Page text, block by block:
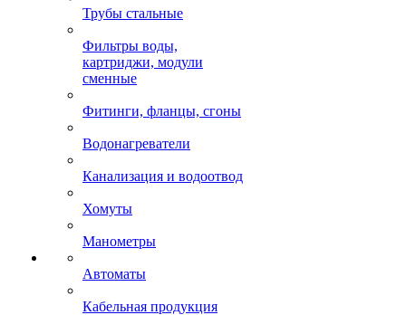
Трубы стальные
Фильтры воды,
картриджи, модули
сменные
Фитинги, фланцы, сгоны
Водонагреватели
Канализация и водоотвод
Хомуты
Манометры
Автоматы
Кабельная продукция